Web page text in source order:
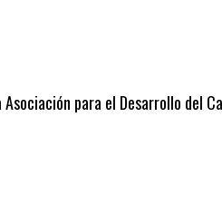
para el Desarrollo del